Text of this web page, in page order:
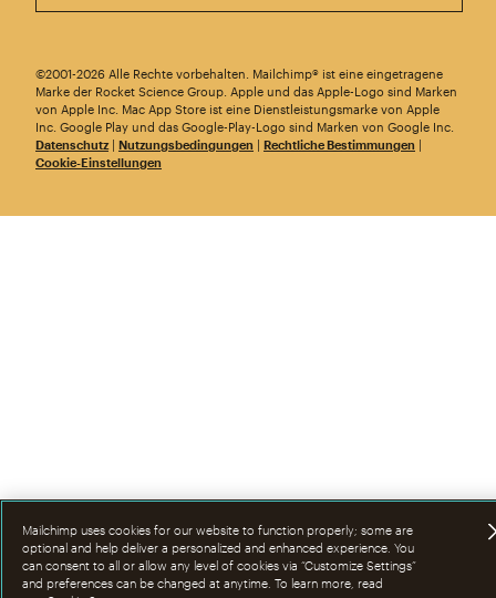
©2001-2026 Alle Rechte vorbehalten. Mailchimp® ist eine eingetragene
Marke der Rocket Science Group. Apple und das Apple-Logo sind Marken
von Apple Inc. Mac App Store ist eine Dienstleistungsmarke von Apple
Inc. Google Play und das Google-Play-Logo sind Marken von Google Inc.
Datenschutz| Nutzungsbedingungen Rechtliche Bestimmungen
Cookie-Einstellungen
Mailchimp uses cookies for our website to function properly; some are
optional and help deliver a personalized and enhanced experience. You
can consent to all or allow any level of cookies via “Customize Settings”
and preferences can be changed at anytime. To learn more, read